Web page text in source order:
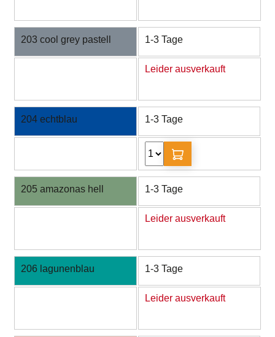
203 cool grey pastell 1-3 Tage
Leider ausverkauft
204 echtblau 1-3 Tage
205 amazonas hell 1-3 Tage
Leider ausverkauft
206 lagunenblau 1-3 Tage
Leider ausverkauft